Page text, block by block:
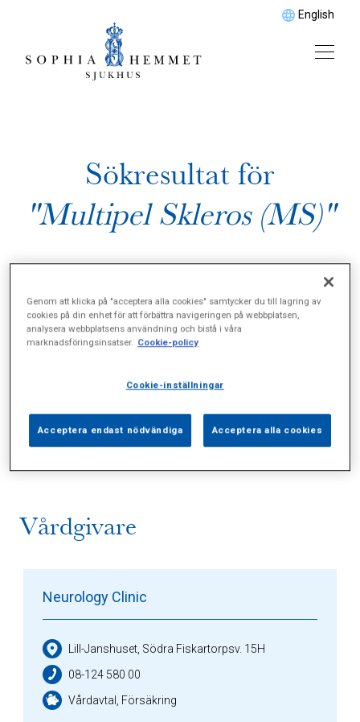
English
Sökresultat för
"Multipel Skleros (MS)"
Sidor (0) Press (0) Sophianytt (0)
Vårdgivare
Neurology Clinic
Lill-Janshuset, Södra Fiskartorpsv. 15H
08-124 580 00
Vårdavtal, Försäkring
Genom att klicka på "acceptera alla cookies" samtycker du till lagring av
cookies på din enhet för att förbättra navigeringen på webbplatsen,
analysera webbplatsens användning och bistå i våra
marknadsföringsinsatser. Cookie-policy
Cookie-inställningar
Acceptera endast nödvändiga Acceptera alla cookies